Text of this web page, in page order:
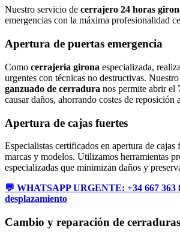
Nuestro servicio de cerrajero 24 horas
emergencias con la máxima profesionalidad
Apertura de puertas emergencia
Como cerrajeria girona especializada,
urgentes con técnicas no destructivas. Nuestro
ganzuado de cerradura nos permite abrir el
causar daños, ahorrando costes de reposición
Apertura de cajas fuertes
Especialistas certificados en apertura de cajas
marcas y modelos. Utilizamos herramientas
especializadas que minimizan daños y
💬 WHATSAPP URGENTE: +34 667 363
desplazamiento
Cambio y reparación de cerraduras